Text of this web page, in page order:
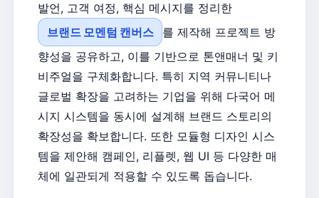
발언, 고객 여정, 핵심 메시지를 정리한
브랜드 모멘텀 캔버스
를 제작해 프로젝트 방
향성을 공유하고, 이를 기반으로 톤앤매너 및 키
비주얼을 구체화합니다. 특히 지역 커뮤니티나
글로벌 확장을 고려하는 기업을 위해 다국어 메
시지 시스템을 동시에 설계해 브랜드 스토리의
확장성을 확보합니다. 또한 모듈형 디자인 시스
템을 제안해 캠페인, 리플렛, 웹 UI 등 다양한 매
체에 일관되게 적용할 수 있도록 돕습니다.